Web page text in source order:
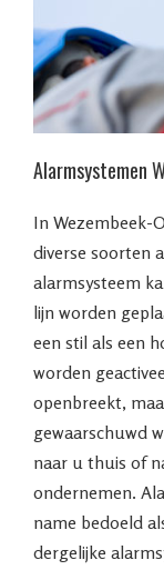
Alarmsystemen
In Wezembeek-
diverse soorten
alarmsysteem
lijn worden
een stil als een
worden
openbreekt,
gewaarschuwd
naar u thuis of
ondernemen.
name bedoeld
dergelijke